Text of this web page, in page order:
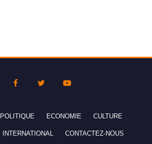
POLITIQUE ECONOMIE CULTURE
INTERNATIONAL CONTACTEZ-NOUS